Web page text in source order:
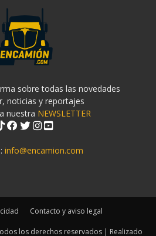
sobre todas las novedades
noticias y reportajes
nuestra NEWSLETTER
info@encamion.com
Contacto y aviso legal
los derechos reservados | Realizado